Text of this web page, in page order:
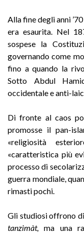
Alla fine degli anni
era esaurita. Nel
sospese la
governando come
fino a quando la
Sotto Abdul
occidentale e anti-
Di fronte al caos
promosse il pan-
«religiosità
«caratteristica più
processo di
guerra mondiale,
rimasti pochi.
Gli studiosi offrono
tanzimàt,ma una